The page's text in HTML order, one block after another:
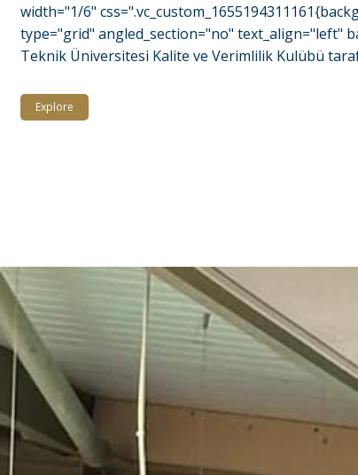
width="1/6"
type="grid" angled_section="no" text_align="left"
Teknik Üniversitesi Kalite ve Verimlilik Kulübü
Explore